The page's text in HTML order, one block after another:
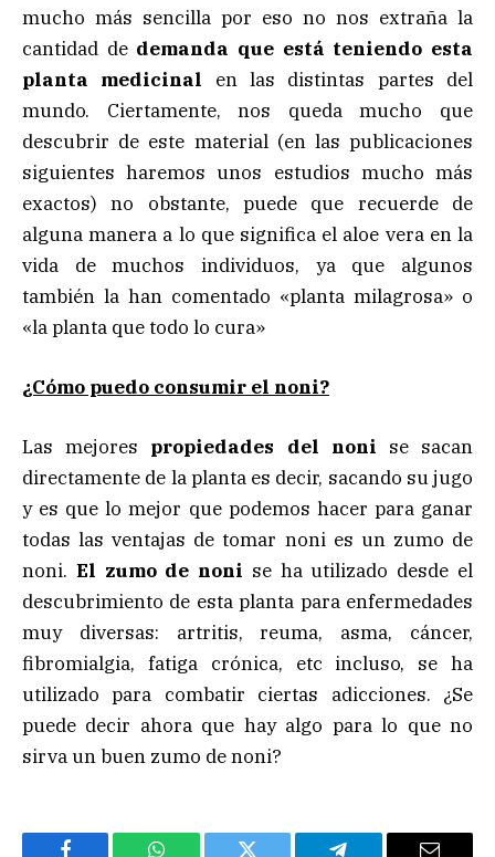
mucho más sencilla por eso no nos extraña la
cantidad de demanda que está teniendo esta
planta medicinal en las distintas partes del
mundo. Ciertamente, nos queda mucho que
descubrir de este material (en las publicaciones
siguientes haremos unos estudios mucho más
exactos) no obstante, puede que recuerde de
alguna manera a lo que significa el aloe vera en la
vida de muchos individuos, ya que algunos
también la han comentado «planta milagrosa» o
«la planta que todo lo cura»
¿Cómo puedo consumir el noni?
Las mejores propiedades del noni se sacan
directamente de la planta es decir, sacando su jugo
y es que lo mejor que podemos hacer para ganar
todas las ventajas de tomar noni es un zumo de
noni. El zumo de noni se ha utilizado desde el
descubrimiento de esta planta para enfermedades
muy diversas: artritis, reuma, asma, cáncer,
fibromialgia, fatiga crónica, etc incluso, se ha
utilizado para combatir ciertas adicciones. ¿Se
puede decir ahora que hay algo para lo que no
sirva un buen zumo de noni?